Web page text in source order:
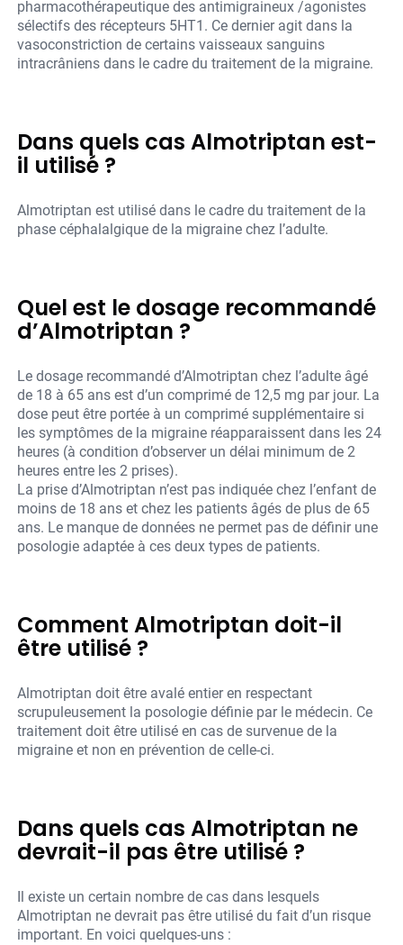
pharmacothérapeutique des antimigraineux /agonistes
sélectifs des récepteurs 5HT1. Ce dernier agit dans la
vasoconstriction de certains vaisseaux sanguins
intracrâniens dans le cadre du traitement de la migraine.
Dans quels cas Almotriptan est-
il utilisé ?
Almotriptan est utilisé dans le cadre du traitement de la
phase céphalalgique de la migraine chez l’adulte.
Quel est le dosage recommandé
d’Almotriptan ?
Le dosage recommandé d’Almotriptan chez l’adulte âgé
de 18 à 65 ans est d’un comprimé de 12,5 mg par jour. La
dose peut être portée à un comprimé supplémentaire si
les symptômes de la migraine réapparaissent dans les 24
heures (à condition d’observer un délai minimum de 2
heures entre les 2 prises).
La prise d’Almotriptan n’est pas indiquée chez l’enfant de
moins de 18 ans et chez les patients âgés de plus de 65
ans. Le manque de données ne permet pas de définir une
posologie adaptée à ces deux types de patients.
Comment Almotriptan doit-il
être utilisé ?
Almotriptan doit être avalé entier en respectant
scrupuleusement la posologie définie par le médecin. Ce
traitement doit être utilisé en cas de survenue de la
migraine et non en prévention de celle-ci.
Dans quels cas Almotriptan ne
devrait-il pas être utilisé ?
Il existe un certain nombre de cas dans lesquels
Almotriptan ne devrait pas être utilisé du fait d’un risque
important. En voici quelques-uns :